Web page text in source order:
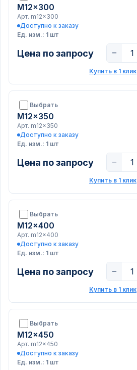
M12x300
Арт. m12x300
Доступно к заказу
Ед. изм.: 1 шт
Цена по запросу −
Купить в 1 клик
Выбрать
M12x350
Арт. m12x350
Доступно к заказу
Ед. изм.: 1 шт
Цена по запросу −
Купить в 1 клик
Выбрать
M12x400
Арт. m12x400
Доступно к заказу
Ед. изм.: 1 шт
Цена по запросу −
Купить в 1 клик
Выбрать
M12x450
Арт. m12x450
Доступно к заказу
Ед. изм.: 1 шт